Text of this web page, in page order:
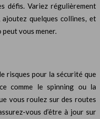
défis. Variez régulièrement
ajoutez quelques collines, et
vous mener.
risques pour la sécurité que
comme le spinning ou la
vous roulez sur des routes
vous d’être à jour sur